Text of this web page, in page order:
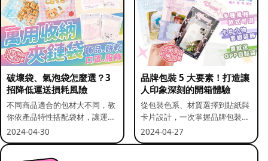
破壞袋、氣泡袋怎麼選？3
招降低運送損耗風險
不同商品適合的包材大不同，教
你依產品特性搭配袋材，讓運送
更安全。
2024-04-30
品牌包裝 5 大要素！打造讓
人印象深刻的開箱體驗
從包裝色系、材質選擇到貼紙與
卡片設計，一次掌握品牌包裝的
關鍵要素。
2024-04-27